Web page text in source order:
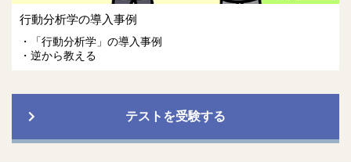
行動分析学の導入事例
「行動分析学」の導入事例
逆から教える
テストを受験する